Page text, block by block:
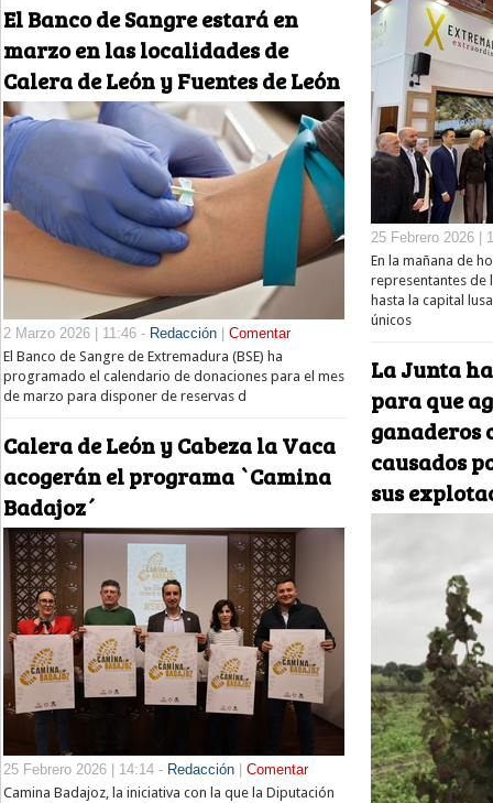
El Banco de Sangre estará en
marzo en las localidades de
Calera de León y Fuentes de León
2 Marzo 2026 | 11:46 - Redacción | Comentar
El Banco de Sangre de Extremadura (BSE) ha
programado el calendario de donaciones para el mes
de marzo para disponer de reservas d
Calera de León y Cabeza la Vaca
acogerán el programa `Camina
Badajoz´
25 Febrero 2026 | 14:14 - Redacción
Comentar
Camina Badajoz, la iniciativa con la que la Diputación
25 Febrero 2026 |
En la mañana de
representantes de
hasta la capital
únicos
La Junta
para que
ganaderos
causados
sus